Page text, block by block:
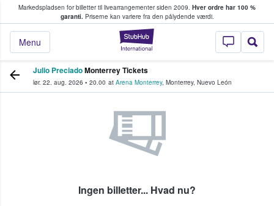
Markedspladsen for billetter til livearrangementer siden 2009. Hver ordre har 100 %
garanti.Priserne kan variere fra den pålydende værdi.
StubHub - Hvor
Menu
køber og sælger billetter
Julio PreciadoMonterrey Tickets
lør. 22. aug. 2026 • 20.00 at Arena Monterrey, Monterrey, Nuevo León
Ingen billetter... Hvad nu?